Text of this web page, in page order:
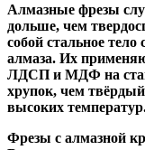
Алмазные фрезы
дольше, чем
собой стальное
алмаза. Их
ЛДСП и МДФ на
хрупок, чем
высоких
Фрезы с алмазной